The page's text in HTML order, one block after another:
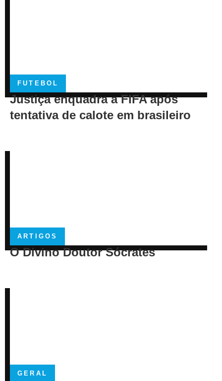
FUTEBOL
Justiça enquadra a FIFA após
tentativa de calote em brasileiro
ARTIGOS
O Divino Doutor Sócrates
GERAL